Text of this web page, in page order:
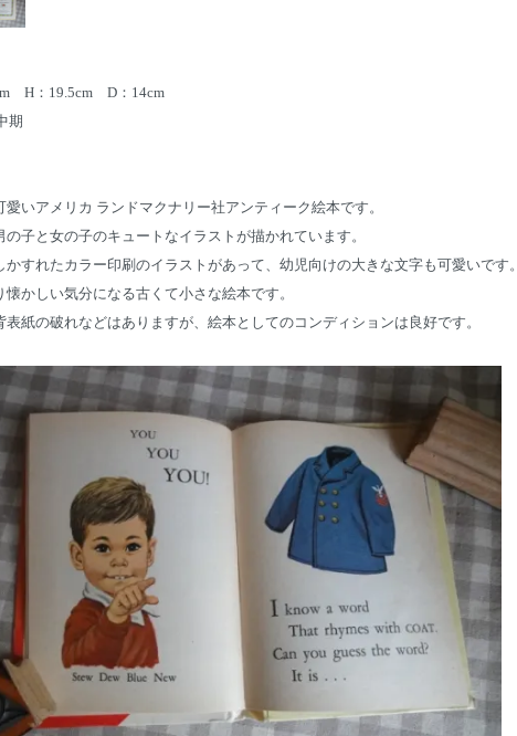
H：19.5cm D：14cm
期
愛いアメリカ ランドマクナリー社アンティーク絵本です。
の子と女の子のキュートなイラストが描かれています。
かすれたカラー印刷のイラストがあって、幼児向けの大きな文字も可愛いです。
懐かしい気分になる古くて小さな絵本です。
表紙の破れなどはありますが、絵本としてのコンディションは良好です。